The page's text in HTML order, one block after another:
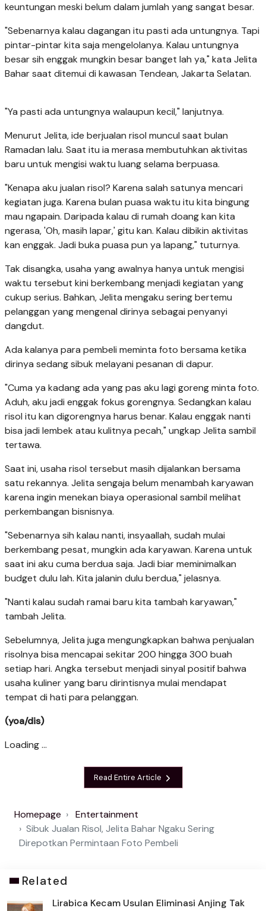
keuntungan meski belum dalam jumlah yang sangat besar.
"Sebenarnya kalau dagangan itu pasti ada untungnya. Tapi
pintar-pintar kita saja mengelolanya. Kalau untungnya
besar sih enggak mungkin besar banget lah ya," kata Jelita
Bahar saat ditemui di kawasan Tendean, Jakarta Selatan.
"Ya pasti ada untungnya walaupun kecil," lanjutnya.
Menurut Jelita, ide berjualan risol muncul saat bulan
Ramadan lalu. Saat itu ia merasa membutuhkan aktivitas
baru untuk mengisi waktu luang selama berpuasa.
"Kenapa aku jualan risol? Karena salah satunya mencari
kegiatan juga. Karena bulan puasa waktu itu kita bingung
mau ngapain. Daripada kalau di rumah doang kan kita
ngerasa, 'Oh, masih lapar,' gitu kan. Kalau dibikin aktivitas
kan enggak. Jadi buka puasa pun ya lapang," tuturnya.
Tak disangka, usaha yang awalnya hanya untuk mengisi
waktu tersebut kini berkembang menjadi kegiatan yang
cukup serius. Bahkan, Jelita mengaku sering bertemu
pelanggan yang mengenal dirinya sebagai penyanyi
dangdut.
Ada kalanya para pembeli meminta foto bersama ketika
dirinya sedang sibuk melayani pesanan di dapur.
"Cuma ya kadang ada yang pas aku lagi goreng minta foto.
Aduh, aku jadi enggak fokus gorengnya. Sedangkan kalau
risol itu kan digorengnya harus benar. Kalau enggak nanti
bisa jadi lembek atau kulitnya pecah," ungkap Jelita sambil
tertawa.
Saat ini, usaha risol tersebut masih dijalankan bersama
satu rekannya. Jelita sengaja belum menambah karyawan
karena ingin menekan biaya operasional sambil melihat
perkembangan bisnisnya.
"Sebenarnya sih kalau nanti, insyaallah, sudah mulai
berkembang pesat, mungkin ada karyawan. Karena untuk
saat ini aku cuma berdua saja. Jadi biar meminimalkan
budget dulu lah. Kita jalanin dulu berdua," jelasnya.
"Nanti kalau sudah ramai baru kita tambah karyawan,"
tambah Jelita.
Sebelumnya, Jelita juga mengungkapkan bahwa penjualan
risolnya bisa mencapai sekitar 200 hingga 300 buah
setiap hari. Angka tersebut menjadi sinyal positif bahwa
usaha kuliner yang baru dirintisnya mulai mendapat
tempat di hati para pelanggan.
(yoa/dis)
Loading ...
Read Entire Article
Homepage
Entertainment
Sibuk Jualan Risol, Jelita Bahar Ngaku Sering
Direpotkan Permintaan Foto Pembeli
Related
Lirabica Kecam Usulan Eliminasi Anjing Tak